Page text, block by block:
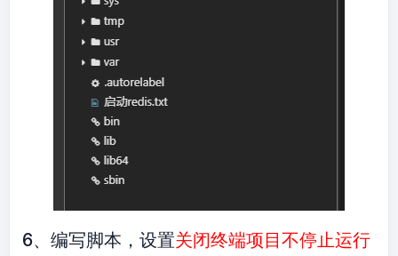
6、编写脚本，设置关闭终端项目不停止运行